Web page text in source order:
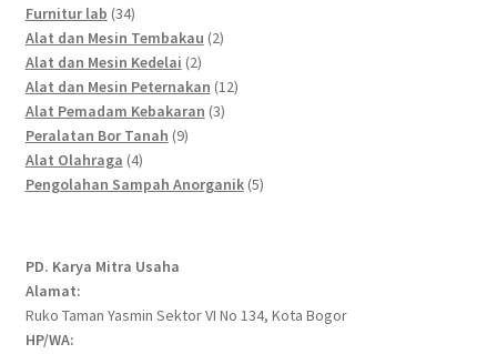
Furnitur lab 3434
products
Alat dan Mesin Tembakau 22
Alat dan Mesin Kedelai 22
products
Alat dan Mesin Peternakan 1212
Alat Pemadam Kebakaran 33
Peralatan Bor Tanah 99
Alat Olahraga 44
products
Pengolahan Sampah Anorganik 55
PD. Karya Mitra Usaha
Alamat:
Ruko Taman Yasmin Sektor VI No 134, Kota Bogor
HP/WA: